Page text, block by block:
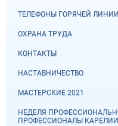
ТЕЛЕФОНЫ ГОРЯЧЕЙ
ОХРАНА ТРУДА
КОНТАКТЫ
НАСТАВНИЧЕСТВО
МАСТЕРСКИЕ 2021
НЕДЕЛЯ
ПРОФЕССИОНАЛЫ